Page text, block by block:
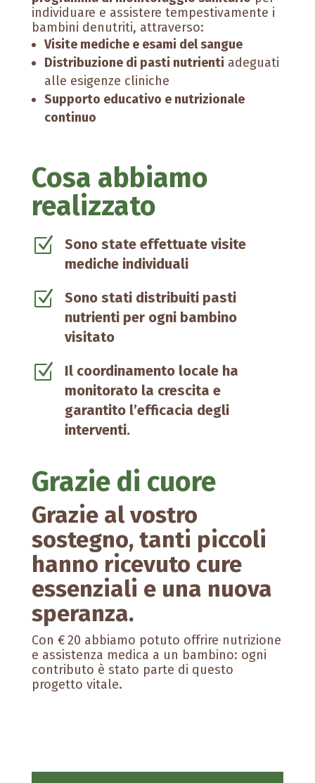
individuare e assistere tempestivamente i
bambini denutriti, attraverso:
Visite mediche e esami del sangue
Distribuzione di pasti nutrienti adeguati
alle esigenze cliniche
Supporto educativo e nutrizionale
continuo
Cosa abbiamo
realizzato
Z
Sono state effettuate visite
mediche individuali
Z
Sono stati distribuiti pasti
nutrienti per ogni bambino
visitato
Z
Il coordinamento locale ha
monitorato la crescita e
garantito l’efficacia degli
interventi.
Grazie di cuore
Grazie al vostro
sostegno, tanti piccoli
hanno ricevuto cure
essenziali e una nuova
speranza.
Con € 20 abbiamo potuto offrire nutrizione
e assistenza medica a un bambino: ogni
contributo è stato parte di questo
progetto vitale.